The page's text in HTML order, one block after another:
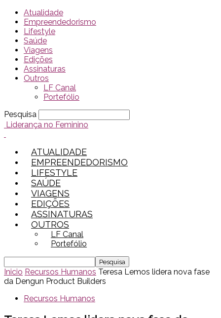
Atualidade
Empreendedorismo
Lifestyle
Saúde
Viagens
Edições
Assinaturas
Outros
LF Canal
Portefólio
Pesquisa
Liderança no Feminino
ATUALIDADE
EMPREENDEDORISMO
LIFESTYLE
SAÚDE
VIAGENS
EDIÇÕES
ASSINATURAS
OUTROS
LF Canal
Portefólio
Inicio Recursos Humanos Teresa Lemos lidera nova fase
da Dengun Product Builders
Recursos Humanos